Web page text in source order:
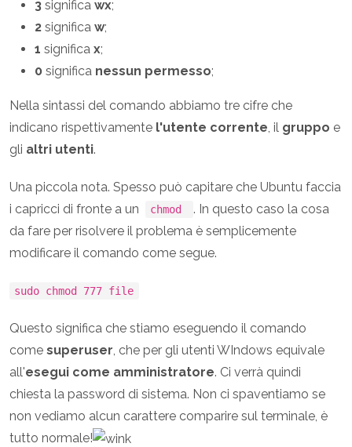
3 significa wx;
2 significa w;
1 significa x;
0 significa nessun permesso;
Nella sintassi del comando abbiamo tre cifre che
indicano rispettivamente l'utente corrente, il gruppo e
gli altri utenti.
Una piccola nota. Spesso può capitare che Ubuntu faccia
i capricci di fronte a un
chmod
. In questo caso la cosa
da fare per risolvere il problema è semplicemente
modificare il comando come segue.
sudo chmod 777 file
Questo significa che stiamo eseguendo il comando
come superuser, che per gli utenti WIndows equivale
all'esegui come amministratore. Ci verrà quindi
chiesta la password di sistema. Non ci spaventiamo se
non vediamo alcun carattere comparire sul terminale, è
tutto normale!